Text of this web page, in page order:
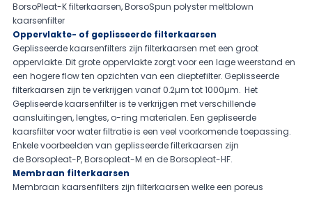
BorsoPleat-K filterkaarsen, BorsoSpun polyster meltblown
kaarsenfilter
Oppervlakte- of geplisseerde filterkaarsen
Geplisseerde kaarsenfilters zijn filterkaarsen met een groot
oppervlakte. Dit grote oppervlakte zorgt voor een lage weerstand en
een hogere flow ten opzichten van een dieptefilter. Geplisseerde
filterkaarsen zijn te verkrijgen vanaf 0.2µm tot 1000µm. Het
Gepliseerde kaarsenfilter is te verkrijgen met verschillende
aansluitingen, lengtes, o-ring materialen. Een gepliseerde
kaarsfilter voor water filtratie is een veel voorkomende toepassing.
Enkele voorbeelden van geplisseerde filterkaarsen zijn
de Borsopleat-P, Borsopleat-M en de Borsopleat-HF.
Membraan filterkaarsen
Membraan kaarsenfilters zijn filterkaarsen welke een poreus